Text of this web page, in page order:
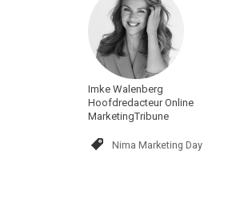
Imke Walenberg
Hoofdredacteur Online
MarketingTribune
Nima Marketing Day